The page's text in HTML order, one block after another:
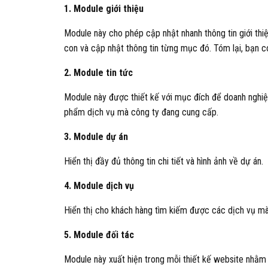
1. Module giới thiệu
Module này cho phép cập nhật nhanh thông tin giới
con và cập nhật thông tin từng mục đó. Tóm lại, bạn
2. Module tin tức
Module này được thiết kế với mục đích để doanh
phẩm dịch vụ mà công ty đang cung cấp.
3. Module dự án
Hiển thị đầy đủ thông tin chi tiết và hình ảnh về dự án.
4. Module dịch vụ
Hiển thị cho khách hàng tìm kiếm được các dịch vụ
5. Module đối tác
Module này xuất hiện trong mỗi thiết kế website